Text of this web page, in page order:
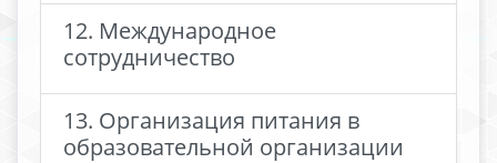
12. Международное
сотрудничество
13. Организация питания в
образовательной организации